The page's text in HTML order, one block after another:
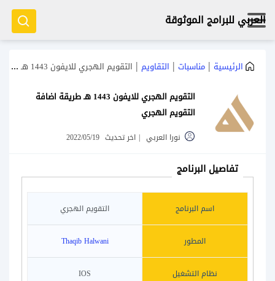
العربي للبرامج الموثوقة
الرئيسية | مناسبات | التقاويم | التقويم الهجري للايفون 1443 هـ طريقة اضافة التقويم الهجري
التقويم الهجري للايفون 1443 هـ طريقة اضافة
التقويم الهجري
نورا العربي | اخر تحديث 2022/05/19
تفاصيل البرنامج
اسم البرنامج التقويم الهجري
المطور Thaqib Halwani
نظام التشغيل IOS